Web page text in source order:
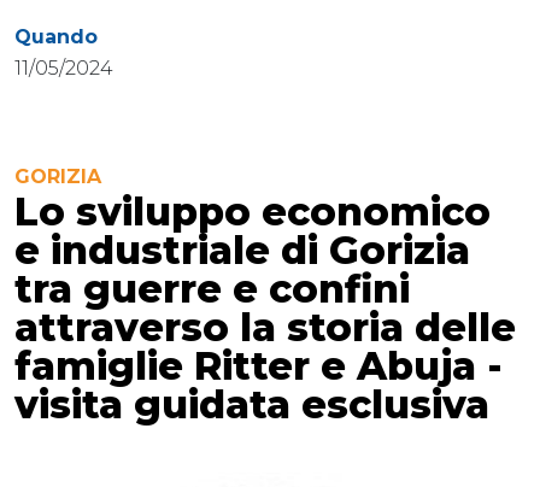
Quando
11/05/2024
GORIZIA
Lo sviluppo economico
e industriale di Gorizia
tra guerre e confini
attraverso la storia delle
famiglie Ritter e Abuja -
visita guidata esclusiva